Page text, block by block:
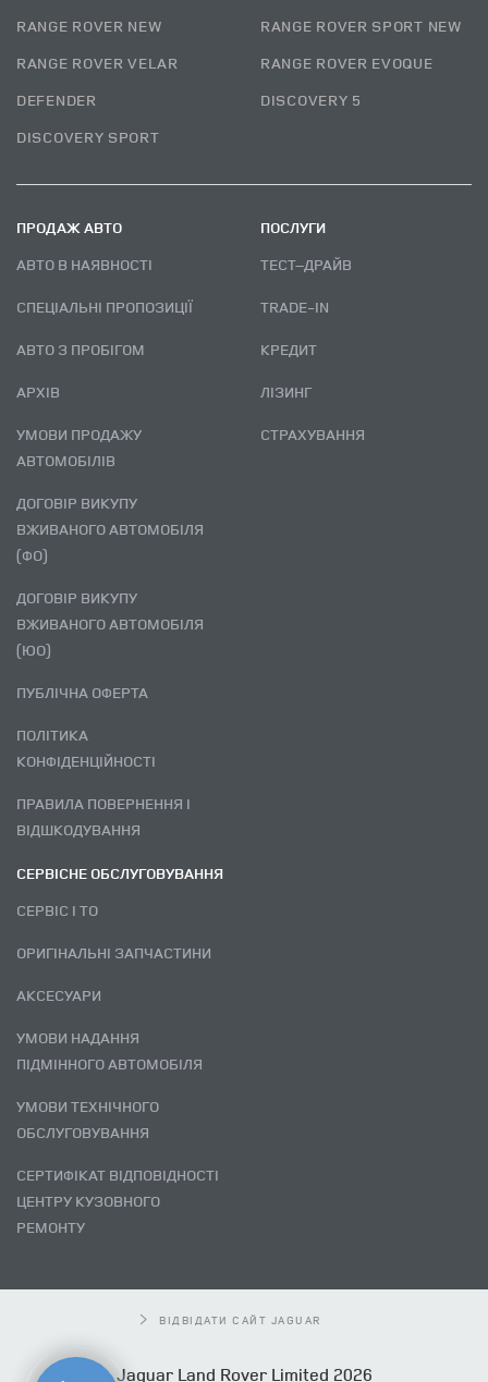
RANGE ROVER NEW
RANGE ROVER SPORT NEW
RANGE ROVER VELAR
RANGE ROVER EVOQUE
DEFENDER
DISCOVERY 5
DISCOVERY SPORT
ПРОДАЖ АВТО
АВТО В НАЯВНОСТІ
СПЕЦІАЛЬНІ ПРОПОЗИЦІЇ
АВТО З ПРОБІГОМ
АРХІВ
УМОВИ ПРОДАЖУ
АВТОМОБІЛІВ
ДОГОВІР ВИКУПУ
ВЖИВАНОГО АВТОМОБІЛЯ
(ФО)
ДОГОВІР ВИКУПУ
ВЖИВАНОГО АВТОМОБІЛЯ
(ЮО)
ПУБЛІЧНА ОФЕРТА
ПОЛІТИКА
КОНФІДЕНЦІЙНОСТІ
ПРАВИЛА ПОВЕРНЕННЯ І
ВІДШКОДУВАННЯ
ПОСЛУГИ
ТЕСТ–ДРАЙВ
TRADE-IN
КРЕДИТ
ЛІЗИНГ
СТРАХУВАННЯ
СЕРВІСНЕ ОБСЛУГОВУВАННЯ
СЕРВІС І ТО
ОРИГІНАЛЬНІ ЗАПЧАСТИНИ
АКСЕСУАРИ
УМОВИ НАДАННЯ
ПІДМІННОГО АВТОМОБІЛЯ
УМОВИ ТЕХНІЧНОГО
ОБСЛУГОВУВАННЯ
СЕРТИФІКАТ ВІДПОВІДНОСТІ
ЦЕНТРУ КУЗОВНОГО
РЕМОНТУ
ВІДВІДАТИ САЙТ JAGUAR
Jaguar Land Rover Limited 2026